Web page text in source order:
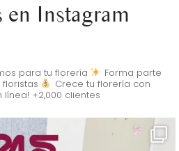
en Instagram
para tu florería
Forma parte
Crece tu florería con
línea! +2,000 clientes